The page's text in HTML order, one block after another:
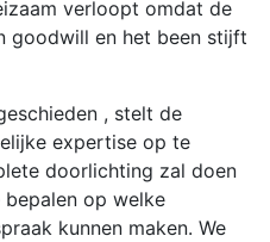
verloopt omdat de
goodwill en het been stijft
, stelt de
expertise op te
doorlichting zal doen
op welke
kunnen maken. We